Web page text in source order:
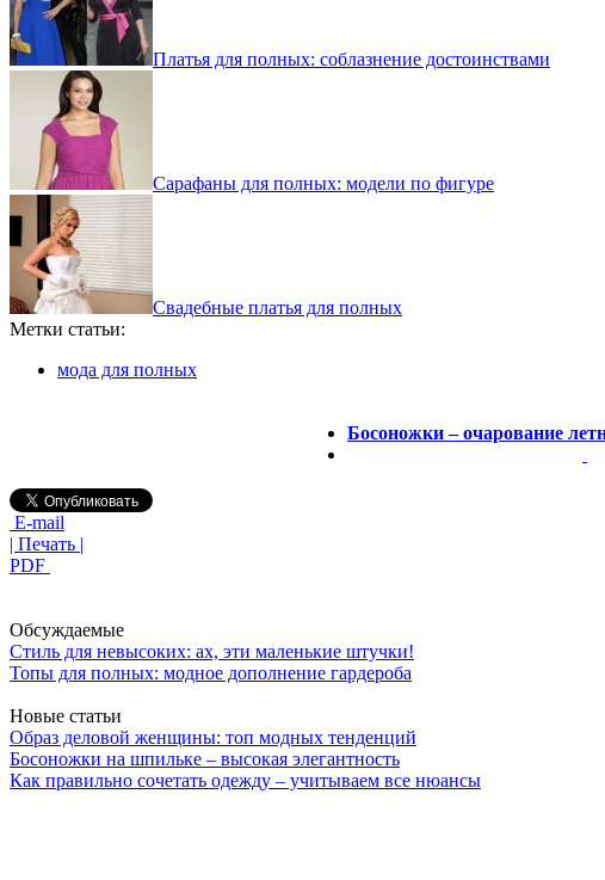
Платья для полных: соблазнение достоинствами
Сарафаны для полных: модели по фигуре
Свадебные платья для полных
Метки статьи:
мода для полных
Босоножки – очарование
E-mail
| Печать |
PDF
Обсуждаемые
Стиль для невысоких: ах, эти маленькие штучки!
Топы для полных: модное дополнение гардероба
Новые статьи
Образ деловой женщины: топ модных тенденций
Босоножки на шпильке – высокая элегантность
Как правильно сочетать одежду – учитываем все нюансы